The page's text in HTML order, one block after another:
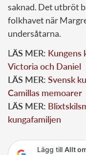
saknad. Det utbröt
folkhavet när
undersåtarna.
LÄS MER: Kungens
Victoria och Daniel
LÄS MER: Svensk
Camillas memoarer
LÄS MER:
kungafamiljen
Lägg till Allt